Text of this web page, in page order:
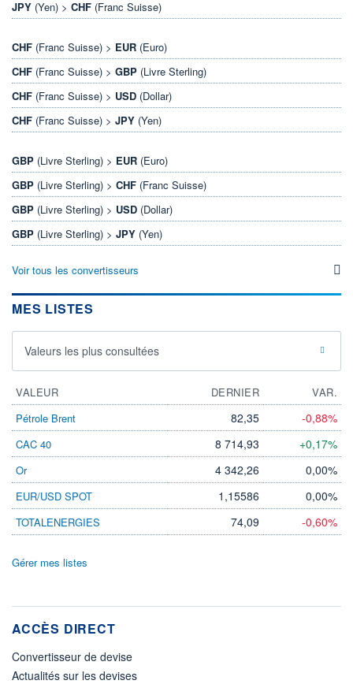
JPY (Yen) > CHF (Franc Suisse)
CHF (Franc Suisse) > EUR (Euro)
CHF (Franc Suisse) > GBP (Livre Sterling)
CHF (Franc Suisse) > USD (Dollar)
CHF (Franc Suisse) > JPY (Yen)
GBP (Livre Sterling) > EUR (Euro)
GBP (Livre Sterling) > CHF (Franc Suisse)
GBP (Livre Sterling) > USD (Dollar)
GBP (Livre Sterling) > JPY (Yen)
Voir tous les convertisseurs
MES LISTES
Valeurs les plus consultées
VALEUR DERNIER
VAR.
Pétrole Brent
82,35 -0,88%
CAC 40 8 714,93 +0,17%
Or 4 342,26 0,00%
EUR/USD SPOT 1,15586 0,00%
TOTALENERGIES 74,09 -0,60%
Gérer mes listes
ACCÈS DIRECT
Convertisseur de devise
Actualités sur les devises